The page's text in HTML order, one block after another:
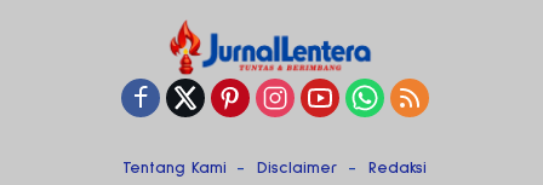
Tentang Kami Disclaimer Redaksi